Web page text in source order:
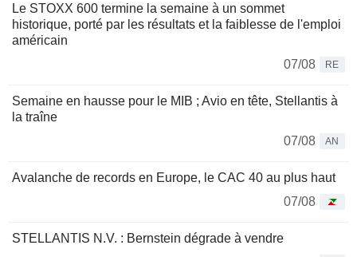
Le STOXX 600 termine la semaine à un sommet
historique, porté par les résultats et la faiblesse de l'emploi
américain
07/08
RE
Semaine en hausse pour le MIB ; Avio en tête, Stellantis à
la traîne
07/08
AN
Avalanche de records en Europe, le CAC 40 au plus haut
07/08
STELLANTIS N.V. : Bernstein dégrade à vendre